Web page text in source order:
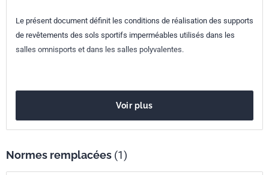
Le présent document définit les conditions de réalisation des supports
de revêtements des sols sportifs imperméables utilisés dans les
salles omnisports et dans les salles polyvalentes.
Voir plus
Normes remplacées (1)